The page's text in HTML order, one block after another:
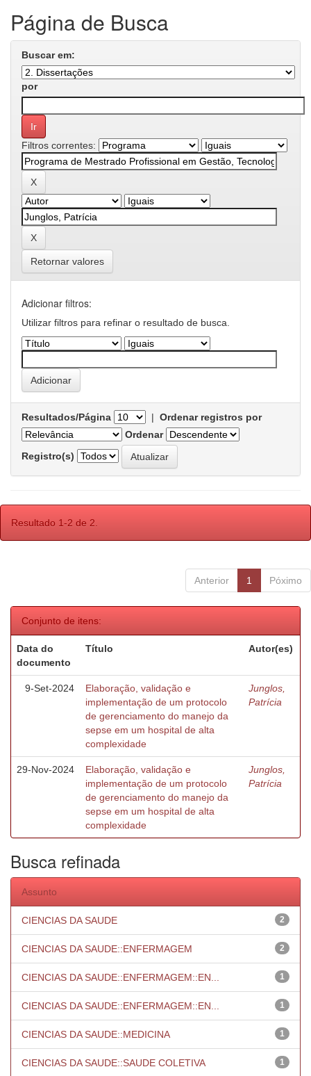
Página de Busca
Buscar em:
por
Filtros correntes:
Retornar valores
Adicionar filtros:
Utilizar filtros para refinar o resultado de busca.
Resultados/Página | Ordenar registros por
Ordenar
Registro(s)
Resultado 1-2 de 2.
Anterior 1 Póximo
Conjunto de itens:
Data do
documento
Título Autor(es)
9-Set-2024
Elaboração, validação e
implementação de um protocolo
de gerenciamento do manejo da
sepse em um hospital de alta
complexidade
Junglos,
Patrícia
29-Nov-2024
Elaboração, validação e
implementação de um protocolo
de gerenciamento do manejo da
sepse em um hospital de alta
complexidade
Junglos,
Patrícia
Busca refinada
Assunto
2
CIENCIAS DA SAUDE
2
CIENCIAS DA SAUDE::ENFERMAGEM
1
CIENCIAS DA SAUDE::ENFERMAGEM::EN...
1
CIENCIAS DA SAUDE::ENFERMAGEM::EN...
1
CIENCIAS DA SAUDE::MEDICINA
1
CIENCIAS DA SAUDE::SAUDE COLETIVA